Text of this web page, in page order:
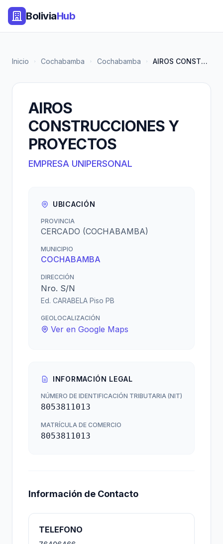
BoliviaHub
Inicio Cochabamba Cochabamba AIROS CONSTRUCCIONES Y PROYECT...
AIROS
CONSTRUCCIONES Y
PROYECTOS
EMPRESA UNIPERSONAL
UBICACIÓN
PROVINCIA
CERCADO (COCHABAMBA)
MUNICIPIO
COCHABAMBA
DIRECCIÓN
Nro. S/N
Ed. CARABELA Piso PB
GEOLOCALIZACIÓN
Ver en Google Maps
INFORMACIÓN LEGAL
NÚMERO DE IDENTIFICACIÓN TRIBUTARIA (NIT)
8053811013
MATRÍCULA DE COMERCIO
8053811013
Información de Contacto
TELEFONO